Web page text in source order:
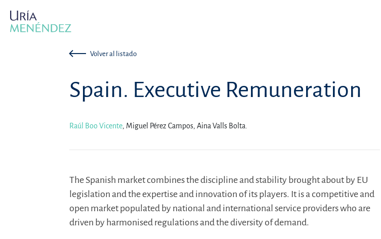
Volver al listado
Spain. Executive Remuneration
Raúl Boo Vicente, Miguel Pérez Campos, Aina Valls Bolta.
The Spanish market combines the discipline and stability brought about by EU
legislation and the expertise and innovation of its players. It is a competitive and
open market populated by national and international service providers who are
driven by harmonised regulations and the diversity of demand.